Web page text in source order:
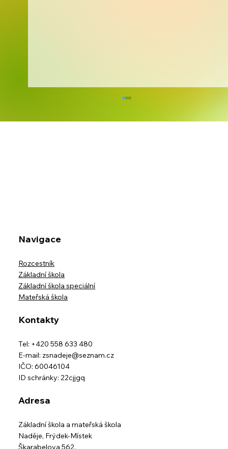
Navigace
Rozcestník
Základní škola
Základní škola speciální
Mateřská škola
Kontakty
Tel: +420 558 633 480
E-mail: zsnadeje@seznam.cz
IČO: 60046104
ID schránky: 22cjjgq
Adresa
Základní škola a mateřská škola
Naděje, Frýdek-Místek
Škarabelova 562,